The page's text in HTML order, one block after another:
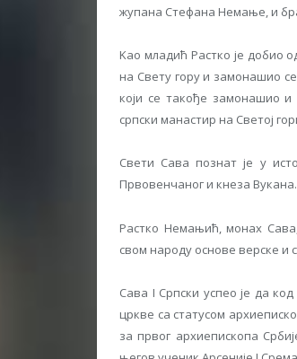
жупана Стефана Немање, и
Kao младић Растко је добио
на Свету гору и замонашио
који се такође замонашио
српски манастир на Светој
Свети Сава познат је у
Првовенчаног и кнеза Вукана.
Растко Немањић, монах
свом народу основе верске и
Сава I Српски успео је да код
цркве са статусом
за првог архиепископа